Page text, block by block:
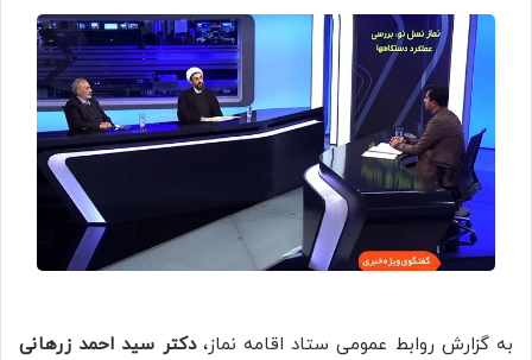
به گزارش روابط عمومی ستاد اقامه نماز،دکتر سید احمد زرهانی